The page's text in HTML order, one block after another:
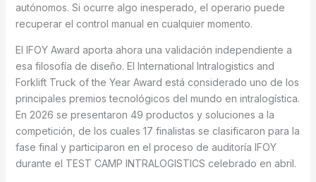
autónomos. Si ocurre algo inesperado, el operario puede
recuperar el control manual en cualquier momento.
El IFOY Award aporta ahora una validación independiente a
esa filosofía de diseño. El International Intralogistics and
Forklift Truck of the Year Award está considerado uno de los
principales premios tecnológicos del mundo en intralogística.
En 2026 se presentaron 49 productos y soluciones a la
competición, de los cuales 17 finalistas se clasificaron para la
fase final y participaron en el proceso de auditoría IFOY
durante el TEST CAMP INTRALOGISTICS celebrado en abril.